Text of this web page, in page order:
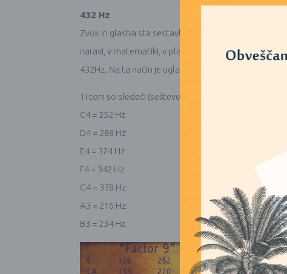
432 Hz
Zvok in glasba sta sestavljena iz vibracij. Večje je
naravi, v matematiki, v planetarnih orbitah v
432Hz. Na ta način je uglašena tudi naša serija
Ti toni so sledeči (seštevek vseh števk se sešteje v
C4 = 252 Hz
D4 = 288 Hz
E4 = 324 Hz
F4 = 342 Hz
G4 = 378 Hz
A3 = 216 Hz
B3 = 234 Hz